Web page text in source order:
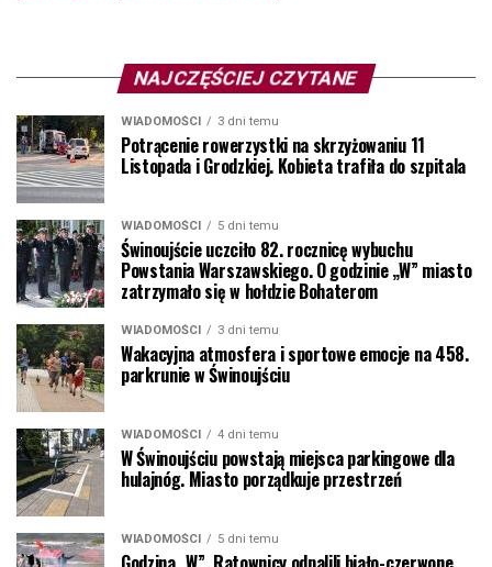
NAJCZĘŚCIEJ CZYTANE
WIADOMOŚCI 3 dni temu
Potrącenie rowerzystki na skrzyżowaniu 11
Listopada i Grodzkiej. Kobieta trafiła do szpitala
WIADOMOŚCI 5 dni temu
Świnoujście uczciło 82. rocznicę wybuchu
Powstania Warszawskiego. O godzinie „W” miasto
zatrzymało się w hołdzie Bohaterom
WIADOMOŚCI 3 dni temu
Wakacyjna atmosfera i sportowe emocje na 458.
parkrunie w Świnoujściu
WIADOMOŚCI 4 dni temu
W Świnoujściu powstają miejsca parkingowe dla
hulajnóg. Miasto porządkuje przestrzeń
WIADOMOŚCI 5 dni temu